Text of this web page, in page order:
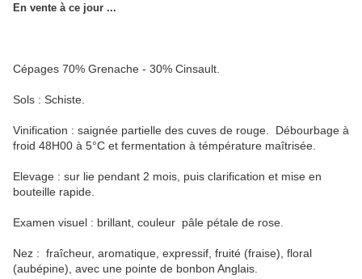
En vente à ce jour ...
Cépages 70% Grenache - 30% Cinsault.
Sols : Schiste.
Vinification : saignée partielle des cuves de rouge. Débourbage à
froid 48H00 à 5°C et fermentation à témpérature maîtrisée.
Elevage : sur lie pendant 2 mois, puis clarification et mise en
bouteille rapide.
Examen visuel : brillant, couleur pâle pétale de rose.
Nez : fraîcheur, aromatique, expressif, fruité (fraise), floral
(aubépine), avec une pointe de bonbon Anglais.